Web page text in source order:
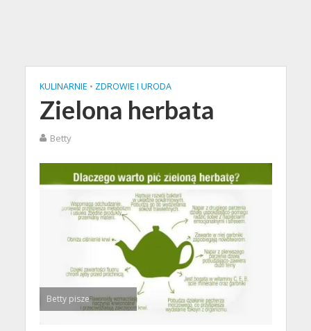
KULINARNIE • ZDROWIE I URODA
Zielona herbata
Betty
Betty pisze